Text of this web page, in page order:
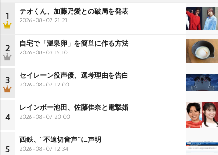
1 テオくん、加藤乃愛との破局を発表
2026-08-07 21:21
2 自宅で「温泉卵」を簡単に作る方法
2026-08-06 15:10
3 セイレーン役声優、選考理由を告白
2026-08-07 12:00
4
レインボー池田、佐藤佳奈と電撃婚
2026-08-07 20:00
5
西鉄、“不適切音声”に声明
2026-08-07 12:34